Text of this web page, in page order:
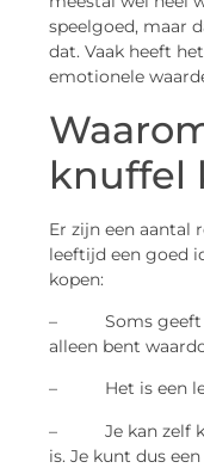
speelgoed, maar
dat. Vaak heeft
emotionele
knuffel
Er zijn een aantal
leeftijd een goed
kopen:
– Soms geeft
alleen bent
– Het is een
– Je kan zelf
is. Je kunt dus